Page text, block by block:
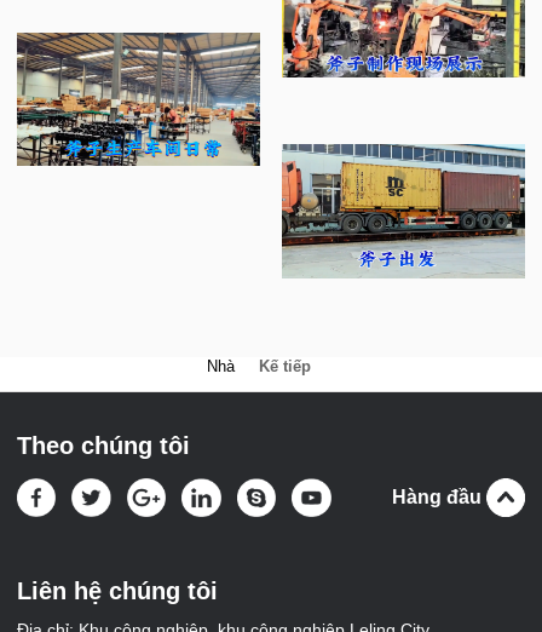
Nhà Kế tiếp
Theo chúng tôi
Hàng đầu
Liên hệ chúng tôi